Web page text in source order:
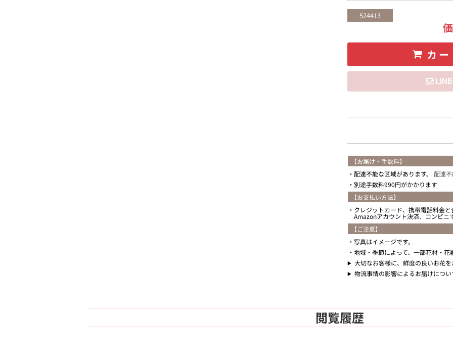
524413
カ
住所を知らな
【お届け・手数料】
配達不能な区域があります。 配達
別途手数料990円がかかります
【お支払い方法】
クレジットカード、携帯電話料金と
Amazonアカウント決済、コンビ
【ご注意】
写真はイメージです。
地域・季節によって、一部花材・花
大切なお客様に、鮮度の良いお花
物流事情の影響によるお届けについ
閲覧履歴